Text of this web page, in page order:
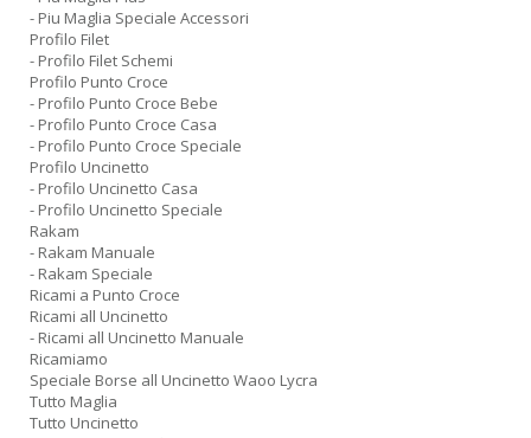
- Piu Maglia Speciale Accessori
Profilo Filet
- Profilo Filet Schemi
Profilo Punto Croce
- Profilo Punto Croce Bebe
- Profilo Punto Croce Casa
- Profilo Punto Croce Speciale
Profilo Uncinetto
- Profilo Uncinetto Casa
- Profilo Uncinetto Speciale
Rakam
- Rakam Manuale
- Rakam Speciale
Ricami a Punto Croce
Ricami all Uncinetto
- Ricami all Uncinetto Manuale
Ricamiamo
Speciale Borse all Uncinetto Waoo Lycra
Tutto Maglia
Tutto Uncinetto